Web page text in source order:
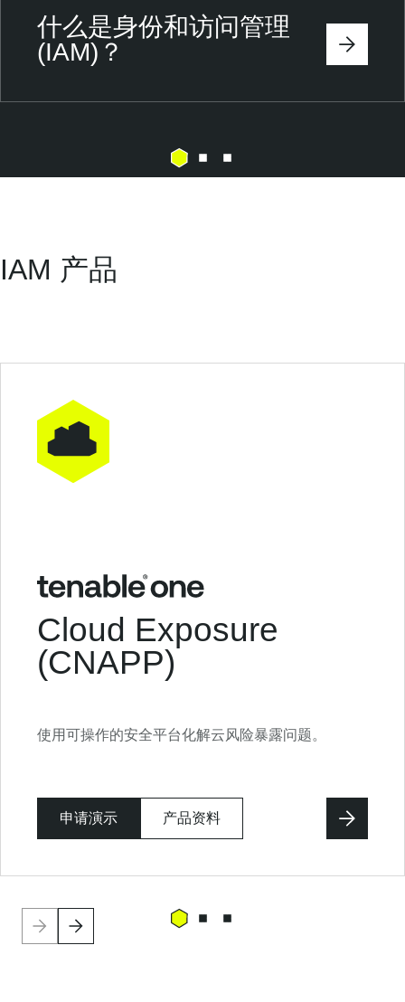
什么是身份和访问管理
(IAM)？
IAM 产品
Cloud Exposure
(CNAPP)
使用可操作的安全平台化解云风险暴露问题。
申请演示 产品资料